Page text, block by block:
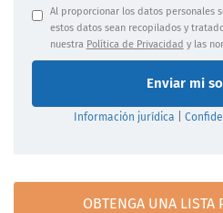
Al proporcionar los datos personales
estos datos sean recopilados y
nuestra Política de Privacidad y las
Enviar mi
Información jurídica
OBTENGA UNA LISTA